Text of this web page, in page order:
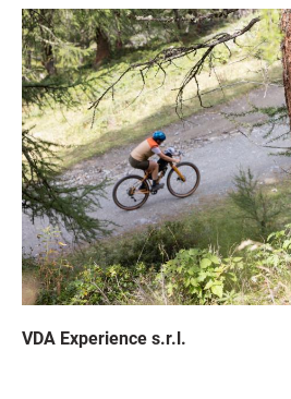
Immagine
VDA Experience s.r.l.